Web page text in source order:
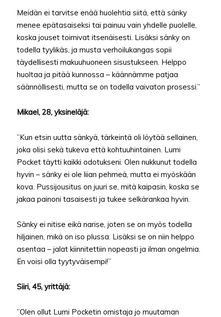
Meidän ei tarvitse enää huolehtia siitä, että sänky
menee epätasaiseksi tai painuu vain yhdelle puolelle,
koska jouset toimivat itsenäisesti. Lisäksi sänky on
todella tyylikäs, ja musta verhoilukangas sopii
täydellisesti makuuhuoneen sisustukseen. Helppo
huoltaa ja pitää kunnossa – käännämme patjaa
säännöllisesti, mutta se on todella vaivaton prosessi.”
Mikael, 28, yksineläjä:
”Kun etsin uutta sänkyä, tärkeintä oli löytää sellainen,
joka olisi sekä tukeva että kohtuuhintainen. Lumi
Pocket täytti kaikki odotukseni. Olen nukkunut todella
hyvin – sänky ei ole liian pehmeä, mutta ei myöskään
kova. Pussijousitus on juuri se, mitä kaipasin, koska se
jakaa painoni tasaisesti ja tukee selkärankaa hyvin.
Sänky ei nitise eikä narise, joten se on myös todella
hiljainen, mikä on iso plussa. Lisäksi se on niin helppo
asentaa – jalat kiinnitettiin nopeasti ja ilman ongelmia.
En voisi olla tyytyväisempi!”
Siiri, 45, yrittäjä:
”Olen ollut Lumi Pocketin omistaja jo muutaman